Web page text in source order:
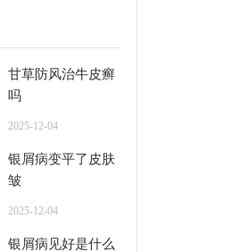
甘草防风治牛皮癣
吗
2025-12-04
银屑病变平了皮肤
皱
2025-12-04
银屑病见好是什么